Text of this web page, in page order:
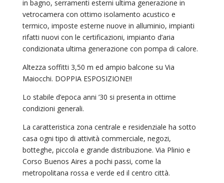
in bagno, serramenti esterni ultima generazione in
vetrocamera con ottimo isolamento acustico e
termico, imposte esterne nuove in alluminio, impianti
rifatti nuovi con le certificazioni, impianto d’aria
condizionata ultima generazione con pompa di calore.
Altezza soffitti 3,50 m ed ampio balcone su Via
Maiocchi. DOPPIA ESPOSIZIONE!!
Lo stabile d’epoca anni ’30 si presenta in ottime
condizioni generali.
La caratteristica zona centrale e residenziale ha sotto
casa ogni tipo di attività commerciale, negozi,
botteghe, piccola e grande distribuzione. Via Plinio e
Corso Buenos Aires a pochi passi, come la
metropolitana rossa e verde ed il centro città.